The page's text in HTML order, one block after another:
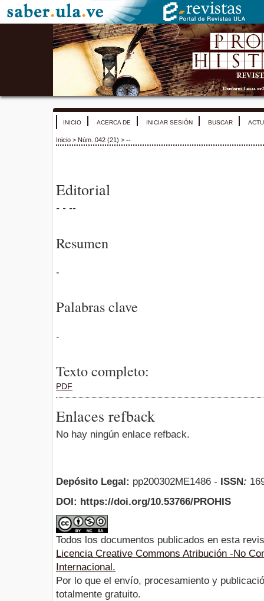
INICIO ACERCA DE INICIAR SESIÓN BUSCAR
Inicio > Núm. 042 (21) > --
Editorial
- - --
Resumen
-
Palabras clave
-
Texto completo:
PDF
Enlaces refback
No hay ningún enlace refback.
Depósito Legal: pp200302ME1486 - ISSN:
DOI: https://doi.org/10.53766/PROHIS
Todos los documentos publicados en esta
Licencia Creative Commons Atribución -No
Internacional.
Por lo que el envío, procesamiento y
totalmente gratuito.